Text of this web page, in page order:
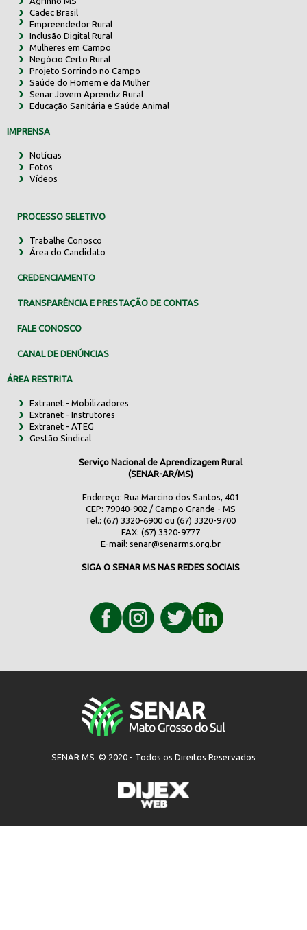
Cadec Brasil
Empreendedor Rural
Inclusão Digital Rural
Mulheres em Campo
Negócio Certo Rural
Projeto Sorrindo no Campo
Saúde do Homem e da Mulher
Senar Jovem Aprendiz Rural
Educação Sanitária e Saúde Animal
IMPRENSA
Notícias
Fotos
Vídeos
PROCESSO SELETIVO
Trabalhe Conosco
Área do Candidato
CREDENCIAMENTO
TRANSPARÊNCIA E PRESTAÇÃO DE CONTAS
FALE CONOSCO
CANAL DE DENÚNCIAS
ÁREA RESTRITA
Extranet - Mobilizadores
Extranet - Instrutores
Extranet - ATEG
Gestão Sindical
Serviço Nacional de Aprendizagem Rural
(SENAR-AR/MS)
Endereço: Rua Marcino dos Santos, 401
CEP: 79040-902 / Campo Grande - MS
Tel.: (67) 3320-6900 ou (67) 3320-9700
FAX: (67) 3320-9777
E-mail: senar@senarms.org.br
SIGA O SENAR MS NAS REDES SOCIAIS
SENAR MS © 2020 - Todos os Direitos Reservados